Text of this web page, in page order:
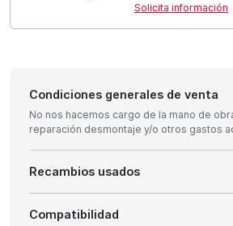
Solicita información
Condiciones generales de venta
No nos hacemos cargo de la mano de
reparación desmontaje y/o otros gastos
Recambios usados
Compatibilidad